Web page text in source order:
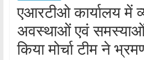
एआरटीओ कार्यालय में
अवस्थाओं एवं
किया मोर्चा टीम ने